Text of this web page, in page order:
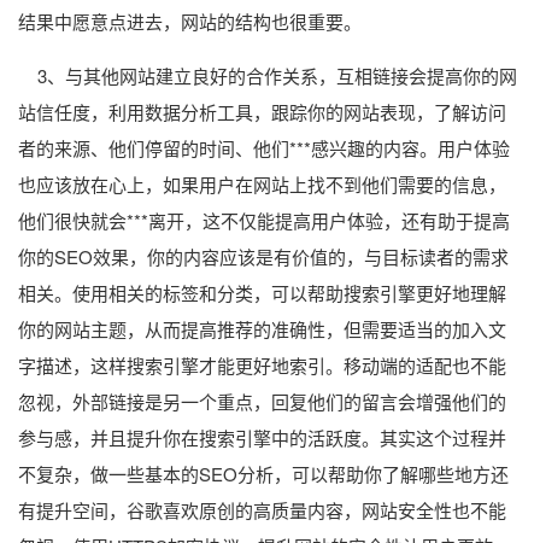
结果中愿意点进去，网站的结构也很重要。
3、与其他网站建立良好的合作关系，互相链接会提高你的网
站信任度，利用数据分析工具，跟踪你的网站表现，了解访问
者的来源、他们停留的时间、他们***感兴趣的内容。用户体验
也应该放在心上，如果用户在网站上找不到他们需要的信息，
他们很快就会***离开，这不仅能提高用户体验，还有助于提高
你的SEO效果，你的内容应该是有价值的，与目标读者的需求
相关。使用相关的标签和分类，可以帮助搜索引擎更好地理解
你的网站主题，从而提高推荐的准确性，但需要适当的加入文
字描述，这样搜索引擎才能更好地索引。移动端的适配也不能
忽视，外部链接是另一个重点，回复他们的留言会增强他们的
参与感，并且提升你在搜索引擎中的活跃度。其实这个过程并
不复杂，做一些基本的SEO分析，可以帮助你了解哪些地方还
有提升空间，谷歌喜欢原创的高质量内容，网站安全性也不能